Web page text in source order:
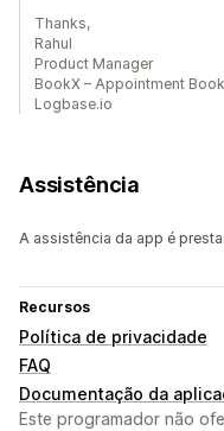
Thanks,
Rahul
Product Manager
BookX – Appointment
Logbase.io
Assistência
A assistência da app é
Recursos
Política de privacidade
FAQ
Documentação da
Este programador não